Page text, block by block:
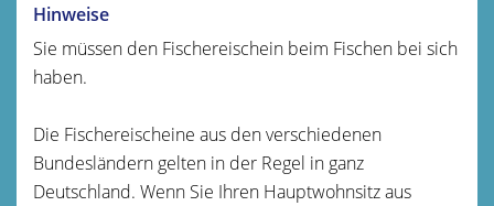
Hinweise
Sie müssen den Fischereischein beim Fischen bei sich
haben.
Die Fischereischeine aus den verschiedenen
Bundesländern gelten in der Regel in ganz
Deutschland. Wenn Sie Ihren Hauptwohnsitz aus